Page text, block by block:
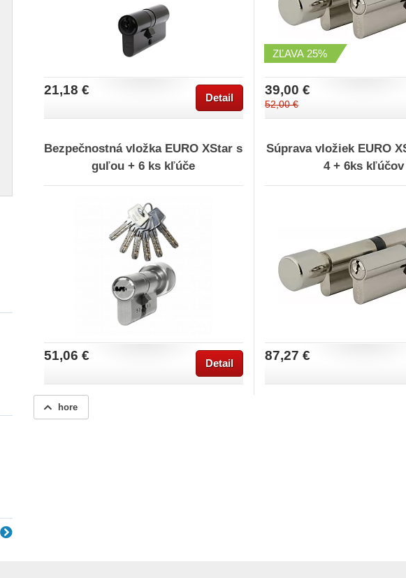
21,18 €
Detail
ZĽAVA 25%
39,00 €
52,00 €
Bezpečnostná vložka EURO XStar s
guľou + 6 ks kľúče
51,06 €
Detail
Súprava vložiek EURO
4 + 6ks kľúčov
87,27 €
hore